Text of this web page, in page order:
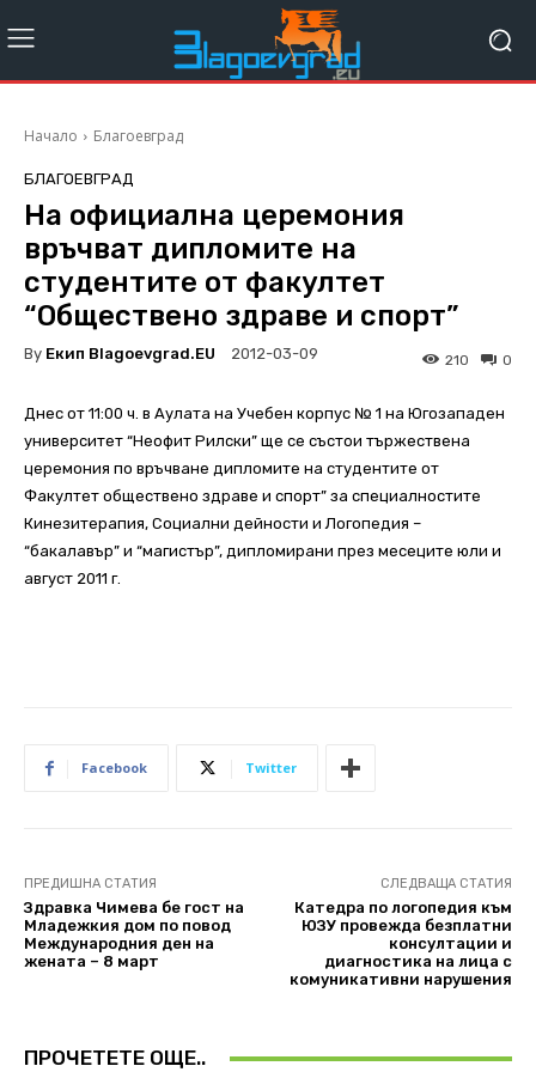
Начало Благоевград
БЛАГОЕВГРАД
На официална церемония
връчват дипломите на
студентите от факултет
“Oбществено здраве и спорт”
By Екип Blagoevgrad.EU 2012-03-09 0
210
Днес от 11:00 ч. в Аулата на Учебен корпус № 1 на Югозападен
университет “Неофит Рилски” ще се състои тържествена
церемония по връчване дипломите на студентите от
Факултет обществено здраве и спорт” за специалностите
Кинезитерапия, Социални дейности и Логопедия –
“бакалавър” и “магистър”, дипломирани през месеците юли и
август 2011 г.
Facebook Twitter
ПРЕДИШНА СТАТИЯ
Здравка Чимева бе гост на
Младежкия дом по повод
Международния ден на
жената – 8 март
СЛЕДВАЩА СТАТИЯ
Катедра по логопедия към
ЮЗУ провежда безплатни
консултации и
диагностика на лица с
комуникативни нарушения
ПРОЧЕТЕТЕ ОЩЕ..